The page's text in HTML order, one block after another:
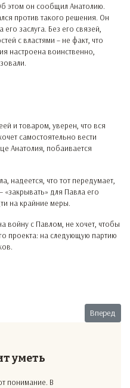
этом он сообщил Анатолию.
против такого решения. Он
заслуга. Без его связей,
с властями – не факт, что
настроена воинственно,
и товаром, уверен, что вся
самостоятельно вести
Анатолия, побаивается
надеется, что тот передумает,
«закрывать» для Павла его
на крайние меры.
войну с Павлом, не хочет, чтобы
проекта: на следующую партию
Вперед
уметь
понимание. В